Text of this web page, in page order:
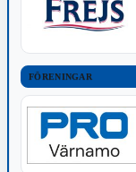
FÖRENINGAR